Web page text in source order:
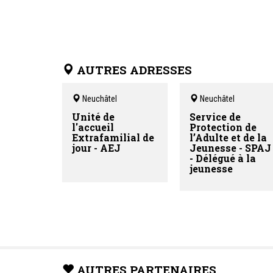
AUTRES ADRESSES
Neuchâtel
Unité de
l'accueil
Extrafamilial de
jour - AEJ
Neuchâtel
Service de
Protection de
l’Adulte et de la
Jeunesse - SPAJ
- Délégué à la
jeunesse
AUTRES PARTENAIRES